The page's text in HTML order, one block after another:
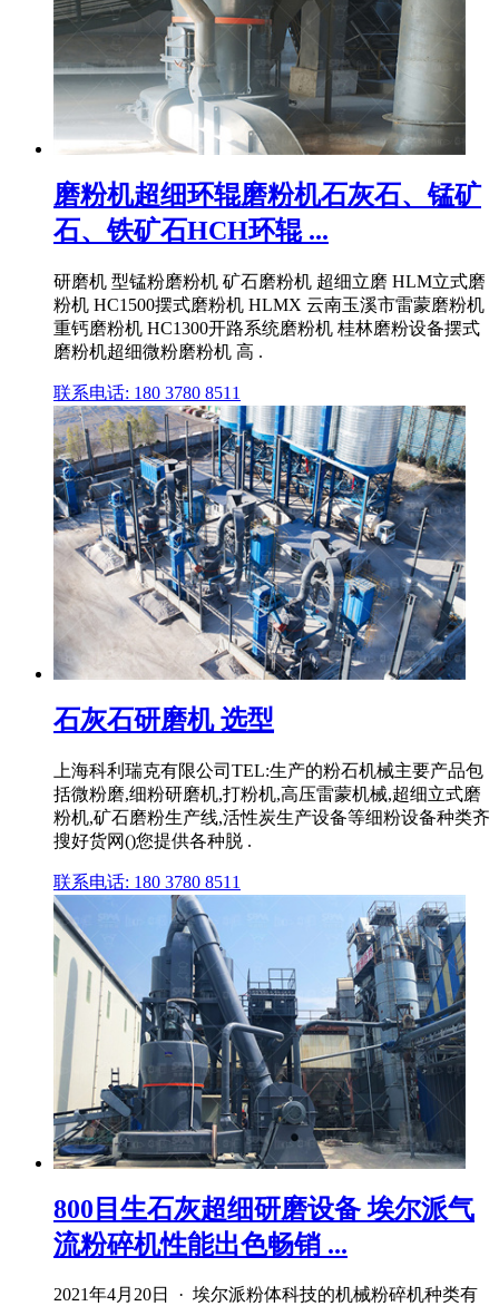
磨粉机超细环辊磨粉机石灰石、锰矿
石、铁矿石HCH环辊 ...
研磨机 型锰粉磨粉机 矿石磨粉机 超细立磨 HLM立式磨
粉机 HC1500摆式磨粉机 HLMX 云南玉溪市雷蒙磨粉机
重钙磨粉机 HC1300开路系统磨粉机 桂林磨粉设备摆式
磨粉机超细微粉磨粉机 高 .
联系电话: 180 3780 8511
石灰石研磨机 选型
上海科利瑞克有限公司TEL:生产的粉石机械主要产品包
括微粉磨,细粉研磨机,打粉机,高压雷蒙机械,超细立式磨
粉机,矿石磨粉生产线,活性炭生产设备等细粉设备种类齐
搜好货网()您提供各种脱 .
联系电话: 180 3780 8511
800目生石灰超细研磨设备 埃尔派气
流粉碎机性能出色畅销 ...
2021年4月20日 · 埃尔派粉体科技的机械粉碎机种类有